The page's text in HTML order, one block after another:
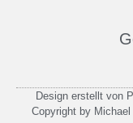
Design erstellt von
Copyright by Michael